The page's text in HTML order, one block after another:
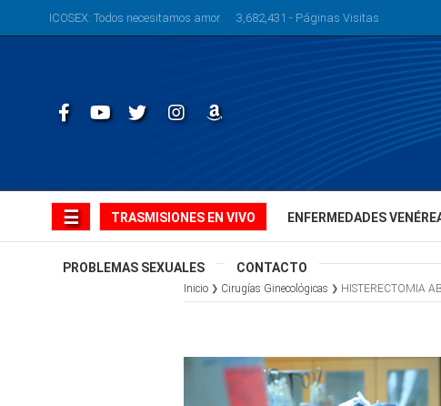
ICOSEX: Todos necesitamos amor. 3,682,431 - Páginas Visitas
☰ TRASMISIONES EN VIVO ENFERMEDADES
PROBLEMAS SEXUALES CONTACTO
Inicio Cirugías Ginecológicas HISTERECTOMIA